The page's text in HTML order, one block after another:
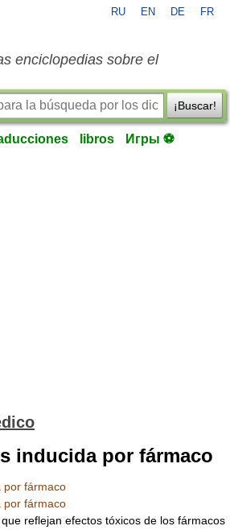
RU EN DE FR
enciclopedias sobre el
¡Buscar!
libros Игры ⚽
inducida por fármaco
por fármaco
por fármaco
reflejan efectos tóxicos de los fármacos